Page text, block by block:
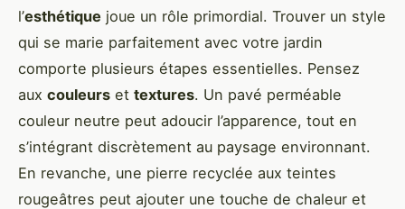
l’esthétique joue un rôle primordial. Trouver un style
qui se marie parfaitement avec votre jardin
comporte plusieurs étapes essentielles. Pensez
aux couleurs et textures. Un pavé perméable
couleur neutre peut adoucir l’apparence, tout en
s’intégrant discrètement au paysage environnant.
En revanche, une pierre recyclée aux teintes
rougeâtres peut ajouter une touche de chaleur et